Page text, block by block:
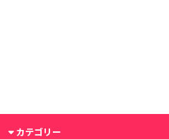
カテゴリー